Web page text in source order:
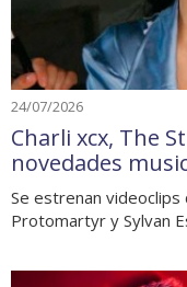
24/07/2026
Charli xcx, The
novedades
Se estrenan
Protomartyr y Sylvan